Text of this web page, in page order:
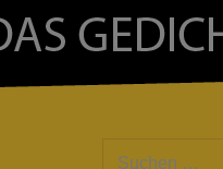
Suchen